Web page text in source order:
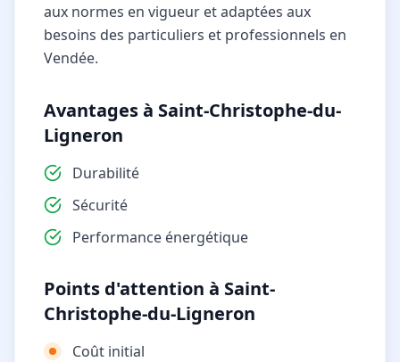
aux normes en vigueur et adaptées aux
besoins des particuliers et professionnels en
Vendée.
Avantages à Saint-Christophe-du-
Ligneron
Durabilité
Sécurité
Performance énergétique
Points d'attention à Saint-
Christophe-du-Ligneron
Coût initial